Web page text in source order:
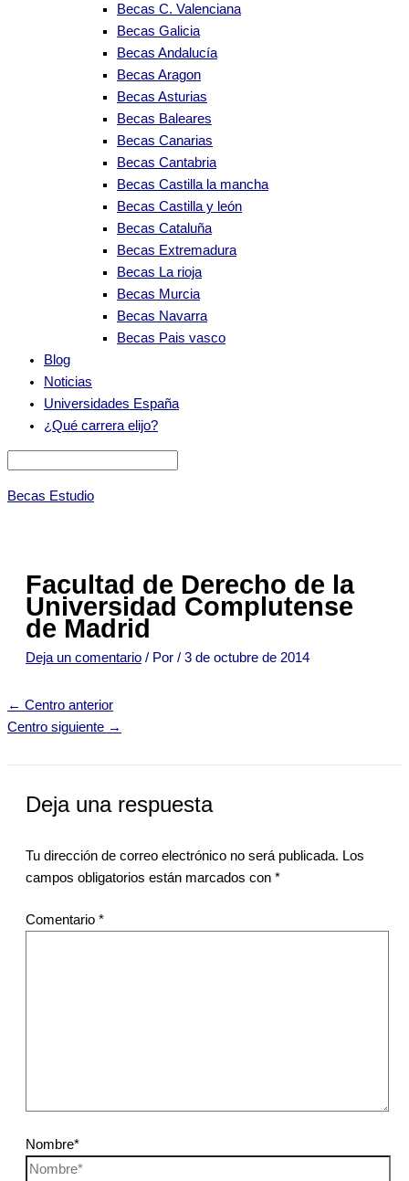
Becas C. Valenciana
Becas Galicia
Becas Andalucía
Becas Aragon
Becas Asturias
Becas Baleares
Becas Canarias
Becas Cantabria
Becas Castilla la mancha
Becas Castilla y león
Becas Cataluña
Becas Extremadura
Becas La rioja
Becas Murcia
Becas Navarra
Becas Pais vasco
Blog
Noticias
Universidades España
¿Qué carrera elijo?
Becas Estudio
Facultad de Derecho de la
Universidad Complutense
de Madrid
Deja un comentario / Por / 3 de octubre de 2014
← Centro anterior
Centro siguiente →
Deja una respuesta
Tu dirección de correo electrónico no será publicada. Los
campos obligatorios están marcados con *
Comentario *
Nombre*